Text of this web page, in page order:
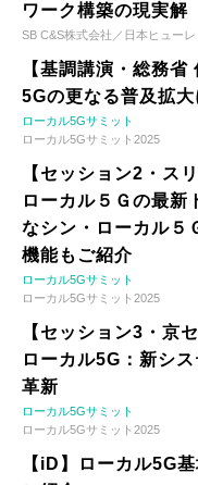
ワーク構築の現実解
SB C&S株式会社／日本ヒュー
【基調講演・総務
5Gの更なる普及拡大
ローカル5Gサミット
ローカル5Gサミット2025
【セッション2・ス
ローカル５Ｇの最
なシン・ローカル５
機能もご紹介
ローカル5Gサミット
ローカル5Gサミット2025
【セッション3・京
ローカル5G：新シ
革新
ローカル5Gサミット
ローカル5Gサミット2025
【iD】ローカル5G